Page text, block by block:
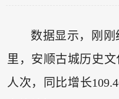
数据显示，刚
里，安顺古城历史
人次，同比增长